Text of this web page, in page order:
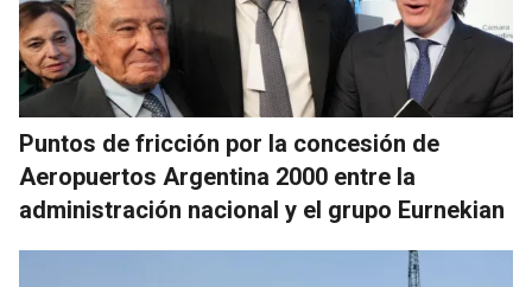
Puntos de fricción por la concesión de
Aeropuertos Argentina 2000 entre la
administración nacional y el grupo Eurnekian